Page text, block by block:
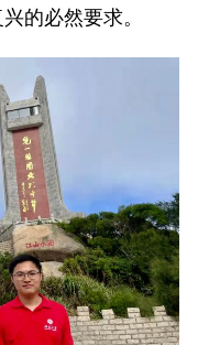
的必然要求。